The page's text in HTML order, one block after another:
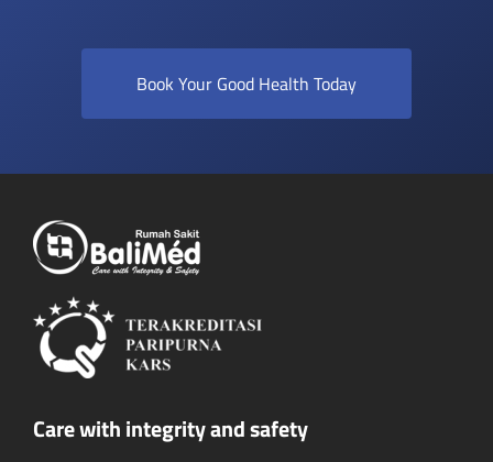
Book Your Good Health Today
Care with integrity and safety